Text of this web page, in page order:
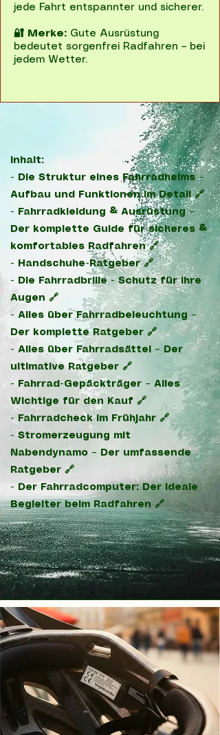
jede Fahrt entspannter und sicherer.
🔐 Merke: Gute Ausrüstung
bedeutet sorgenfrei Radfahren – bei
jedem Wetter.
Inhalt:
-
Die Struktur eines Fahrradhelms –
Aufbau und Funktionen im Detail 🔗
-
Fahrradkleidung & Ausrüstung –
Der komplette Guide für sicheres &
komfortables Radfahren 🔗
- Handschuhe-Ratgeber 🔗
- Die Fahrradbrille - Schutz für Ihre
Augen 🔗
- Alles über Fahrradbeleuchtung –
Der komplette Ratgeber 🔗
- Alles über Fahrradsättel – Der
ultimative Ratgeber 🔗
-
Fahrrad-Gepäckträger – Alles
Wichtige für den Kauf 🔗
- Fahrradcheck im Frühjahr 🔗
-Stromerzeugung mit
Nabendynamo – Der umfassende
Ratgeber 🔗
-
Der Fahrradcomputer: Der ideale
Begleiter beim Radfahren 🔗